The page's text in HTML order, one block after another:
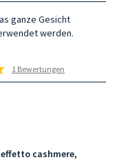
ganze Gesicht
werden.
1 Bewertungen
cashmere,